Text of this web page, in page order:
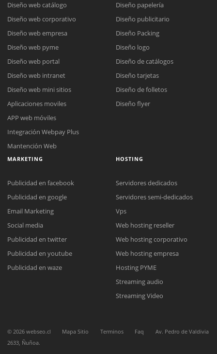
Reunión online
Nuestros ejecutivos le enviarán un correo electrónico con el enlace a
Meet para la reunión online.
Cotización
Chat Online
Todos nuestros ejecutivos están fuera de línea. Complete el formulario
Diseño web catálogo
Diseño web corporativo
Diseño web empresa
Diseño web pyme
Diseño web portal
Diseño web intranet
Diseño web mini sitios
Aplicaciones moviles
APP web móviles
Integración Webpay Plus
Mantención Web
Diseño papelería
Diseño publicitario
Diseño Packing
Diseño logo
Diseño de catálogos
Diseño tarjetas
Diseño de folletos
Diseño flyer
MARKETING
Publicidad en facebook
Publicidad en google
Email Marketing
Social media
Publicidad en twitter
Publicidad en youtube
Publicidad en waze
HOSTING
Servidores dedicados
Servidores semi-dedicados
Vps
Web hosting reseller
Web hosting corporativo
Web hosting empresa
Hosting PYME
Streaming audio
Streaming Video
© 2026 webseo.cl Mapa Sitio Terminos Faq
Av. Pedro de Valdivia
2633, Ñuñoa.